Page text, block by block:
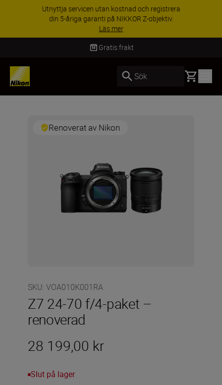
Utnyttja servicen utan kostnad och registrera
din 5-åriga garanti på NIKKOR Z-objektiv.
Läs mer
Gratis frakt
Sök Basket
Renoverat av Nikon
SKU: VOA010K001RA
Z7 24-70 f/4-paket –
renoverad
28 199,00 kr
Slut på lager